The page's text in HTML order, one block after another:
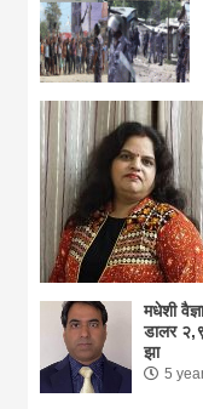
मधेशी
डालर
झा
5